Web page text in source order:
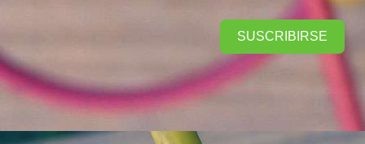
SUSCRIBIRSE